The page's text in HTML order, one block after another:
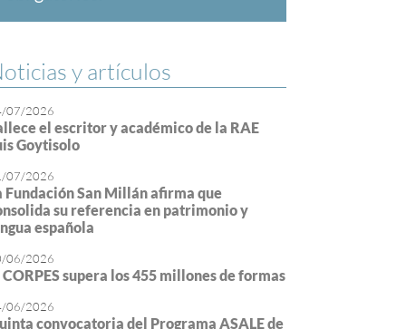
y artículos
07/2026
el escritor y académico de la RAE
Goytisolo
07/2026
Fundación San Millán afirma que
su referencia en patrimonio y
española
06/2026
CORPES supera los 455 millones de formas
06/2026
convocatoria del Programa ASALE de